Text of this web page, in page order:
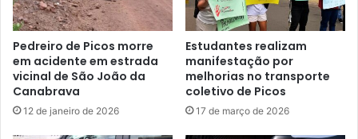
Pedreiro de Picos morre
em acidente em estrada
vicinal de São João da
Canabrava
12 de janeiro de 2026
Estudantes realizam
manifestação por
melhorias no transporte
coletivo de Picos
17 de março de 2026